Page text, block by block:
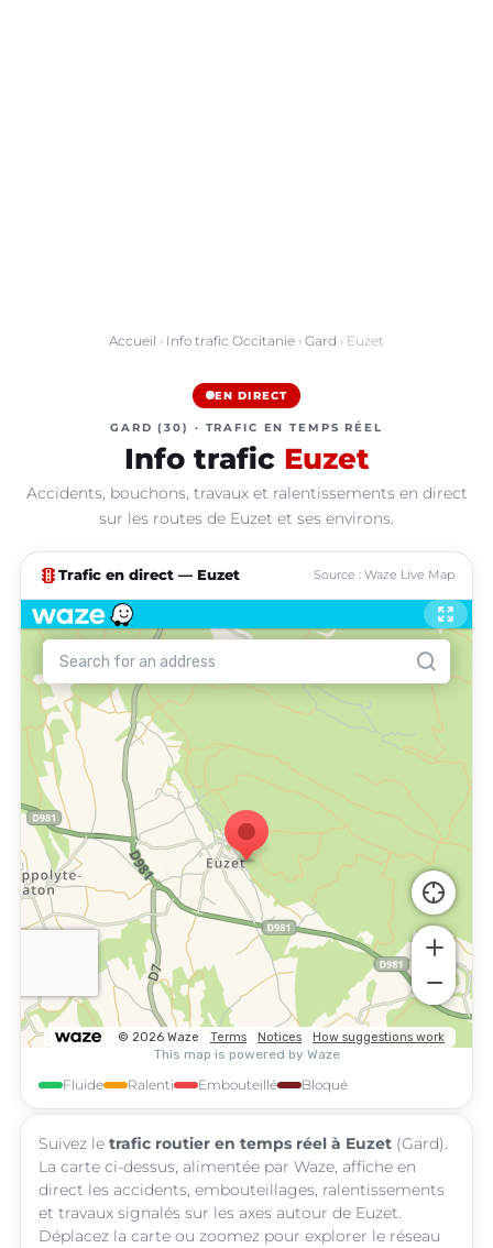
Accueil › Info trafic Occitanie › Gard › Euzet
EN DIRECT
GARD (30) · TRAFIC EN TEMPS RÉEL
Info trafic Euzet
Accidents, bouchons, travaux et ralentissements en direct
sur les routes de Euzet et ses environs.
traffic Trafic en direct — Euzet Source : Waze Live Map
Fluide Ralenti Embouteillé Bloqué
Suivez le trafic routier en temps réel à Euzet (Gard).
La carte ci-dessus, alimentée par Waze, affiche en
direct les accidents, embouteillages, ralentissements
et travaux signalés sur les axes autour de Euzet.
Déplacez la carte ou zoomez pour explorer le réseau